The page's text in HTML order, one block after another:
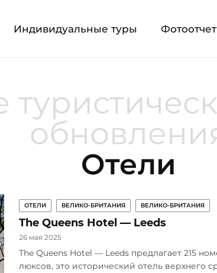
Индивидуальные туры
Отели
ОТЕЛИ ВЕЛИКО-БРИТАНИЯ ВЕЛИКО-БРИТАНИЯ
The Queens Hotel — Leeds
26 мая 2025
The Queens Hotel — Leeds предлагает 215
люксов, это исторический отель верхнего